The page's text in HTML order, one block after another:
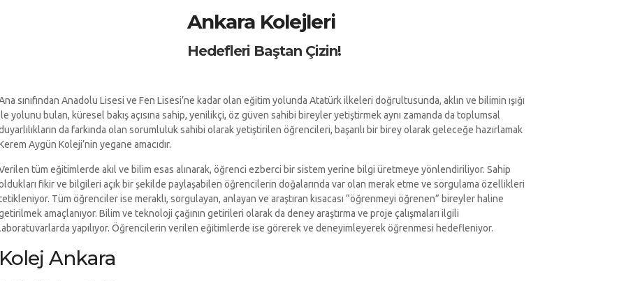
Ankara Kolejleri
Hedefleri Baştan Çizin!
sınıfından Anadolu Lisesi ve Fen Lisesi’ne kadar olan eğitim yolunda Atatürk ilkeleri doğrultusunda, aklın ve bilimin ışığı
yolunu bulan, küresel bakış açısına sahip, yenilikçi, öz güven sahibi bireyler yetiştirmek aynı zamanda da toplumsal
da farkında olan sorumluluk sahibi olarak yetiştirilen öğrencileri, başarılı bir birey olarak geleceğe hazırlamak
Aygün Koleji’nin yegane amacıdır.
tüm eğitimlerde akıl ve bilim esas alınarak, öğrenci ezberci bir sistem yerine bilgi üretmeye yönlendiriliyor. Sahip
fikir ve bilgileri açık bir şekilde paylaşabilen öğrencilerin doğalarında var olan merak etme ve sorgulama özellikleri
Tüm öğrenciler ise meraklı, sorgulayan, anlayan ve araştıran kısacası “öğrenmeyi öğrenen” bireyler haline
amaçlanıyor. Bilim ve teknoloji çağının getirileri olarak da deney araştırma ve proje çalışmaları ilgili
laboratuvarlarda yapılıyor. Öğrencilerin verilen eğitimlerde ise görerek ve deneyimleyerek öğrenmesi hedefleniyor.
Kolej Ankara